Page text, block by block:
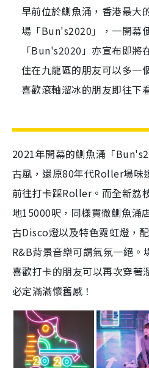
早前位於鰂魚涌，香港最大
場「Bun's2020」，一開幕
「Bun's2020」亦宣布即將
住在九龍區的朋友可以多一
喜歡滾軸溜冰的朋友即往下
2021年開幕的鰂魚涌「
古風，還原80年代Roller場味
前往打卡踩Roller。而全新荔
地15000呎，同樣貫徹鰂魚涌
古Disco燈以及特色霓虹燈，
R&B背景音樂可謂氣氛一絕。
喜歡打卡的朋友可以再次穿著
必定滿滿懷舊感！